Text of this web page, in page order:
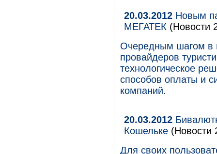
20.03.2012 Новым
МЕГАТЕК (Новости
Очередным шагом в
провайдеров
технологическое
способов оплаты и
компаний.
20.03.2012
Кошельке (Новости
Для своих